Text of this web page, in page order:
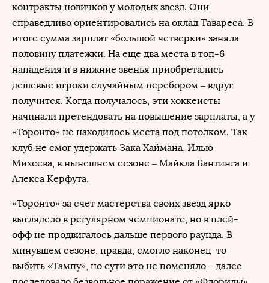
контракты новичков у молодых звезд. Они
справедливо ориентировались на оклад Тавареса. В
итоге сумма зарплат «большой четверки» заняла
половину платежки. На еще два места в топ-6
нападения и в нижние звенья приобретались
дешевые игроки случайным перебором – вдруг
получится. Когда получалось, эти хоккеисты
начинали претендовать на повышение зарплаты, а у
«Торонто» не находилось места под потолком. Так
клуб не смог удержать Зака Хаймана, Илью
Михеева, в нынешнем сезоне – Майкла Бантинга и
Алекса Керфута.
«Торонто» за счет мастерства своих звезд ярко
выглядело в регулярном чемпионате, но в плей-
офф не продвигалось дальше первого раунда. В
минувшем сезоне, правда, смогло наконец-то
выбить «Тампу», но сути это не поменяло – далее